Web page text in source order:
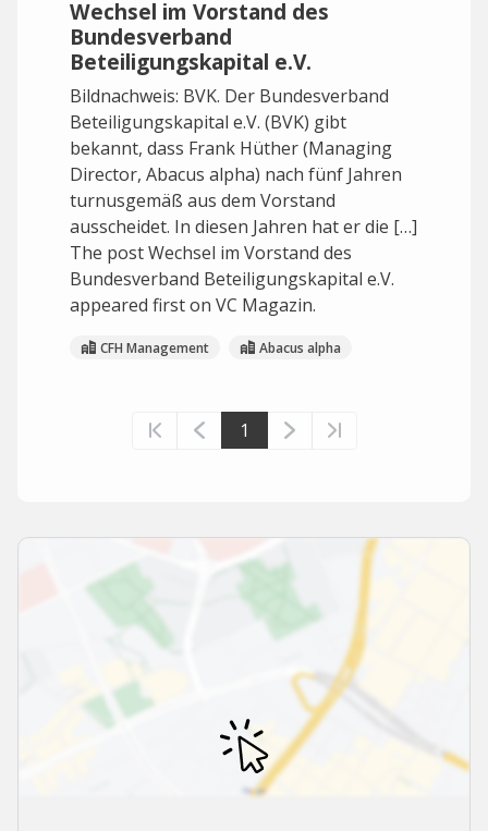
Wechsel im Vorstand des
Bundesverband
Beteiligungskapital e.V.
Bildnachweis: BVK. Der Bundesverband
Beteiligungskapital e.V. (BVK) gibt
bekannt, dass Frank Hüther (Managing
Director, Abacus alpha) nach fünf Jahren
turnusgemäß aus dem Vorstand
ausscheidet. In diesen Jahren hat er die […]
The post Wechsel im Vorstand des
Bundesverband Beteiligungskapital e.V.
appeared first on VC Magazin.
CFH Management Abacus alpha
1